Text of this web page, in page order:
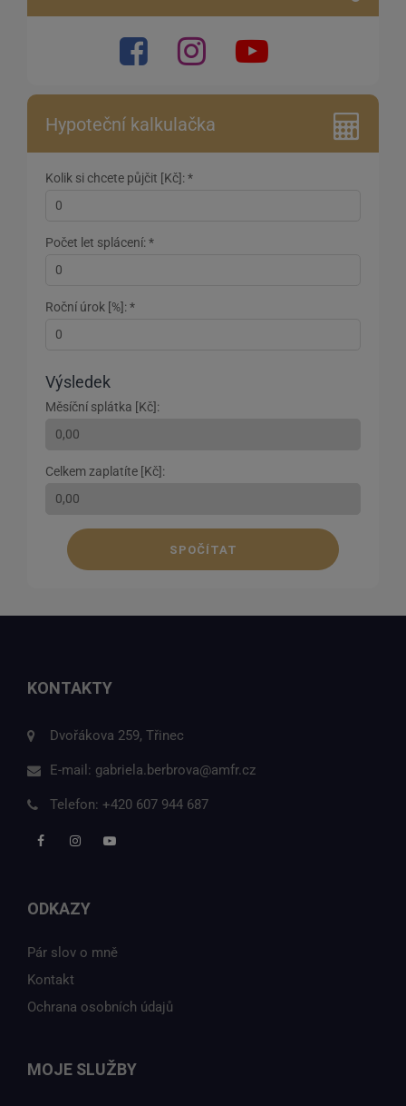
Hypoteční kalkulačka
Kolik si chcete půjčit [Kč]: *
Počet let splácení: *
Roční úrok [%]: *
Výsledek
Měsíční splátka [Kč]:
Celkem zaplatíte [Kč]:
SPOČÍTAT
KONTAKTY
Dvořákova 259, Třinec
E-mail: gabriela.berbrova@amfr.cz
Telefon: +420 607 944 687
ODKAZY
Pár slov o mně
Kontakt
Ochrana osobních údajů
MOJE SLUŽBY